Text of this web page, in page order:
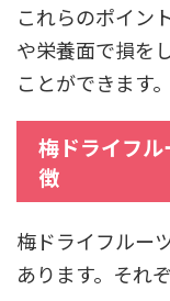
これらのポイン
や栄養面で損を
ことができます。
梅ドライフ
徴
梅ドライフルー
あります。それ